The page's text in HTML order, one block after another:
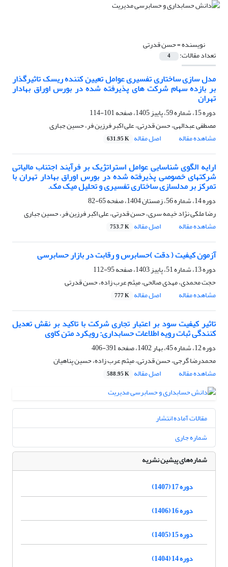
نویسنده =حسن قدرتی
تعداد مقالات: 4
مدل سازی ساختاری تفسیری عوامل تعیین کننده ریسک تاثیرگذار
بر بازده سهام شرکت های پذیرفته شده در بورس اوراق بهادار
تهران
دوره 15، شماره 59، پاییز 1405، صفحه
101-114
مصطفی عبدالهی، حسن قدرتی، علی اکبر فرزین فر، حسین جباری
مشاهده مقاله
اصل مقاله 631.95 K
ارایه الگوی شناسایی عوامل استراتژیک بر فرآیند اجتناب مالیاتی
شرکت‎های خصوصی پذیرفته شده در بورس اوراق بهادار تهران با
تمرکز بر مدلسازی ساختاری تفسیری و تحلیل میک مک.
دوره 14، شماره 56، زمستان 1404، صفحه
65-82
رضا ملکی نژاد خیمه سری، حسن قدرتی، علی اکبر فرزین فر، حسین جباری
مشاهده مقاله
اصل مقاله 753.7 K
آزمون کیفیت ( دقت )حسابرس و رقابت در بازار حسابرسی
دوره 13، شماره 51، پاییز 1403، صفحه
95-112
حجت محمدی، مهدی صالحی، میثم عرب زاده، حسن قدرتی
مشاهده مقاله
اصل مقاله 777 K
تاثیر کیفیت سود بر اعتبار تجاری شرکت با تاکید بر نقش تعدیل
کنندگی ثبات رویه اطلاعات حسابداری: رویکرد متن کاوی
دوره 12، شماره 45، بهار 1402، صفحه
391-406
محمدرضا گرجی، حسن قدرتی، میثم عرب زاده، حسین پناهیان
مشاهده مقاله
اصل مقاله 588.95 K
مقالات آماده انتشار
شماره جاری
شماره‌های پیشین نشریه
دوره 17 (1407)
دوره 16 (1406)
دوره 15 (1405)
دوره 14 (1404)